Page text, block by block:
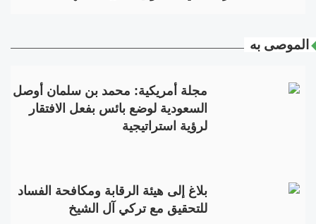
الموصى به
مجلة أمريكية: محمد بن سلمان أوصل
السعودية لوضع بائس بفعل الافتقار
لرؤية استراتيجية
بلاغ إلى هيئة الرقابة ومكافحة الفساد
للتحقيق مع تركي آل الشيخ